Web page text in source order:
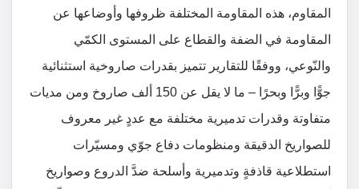
المقاوم، هذه المقاومة المختلفة ظروفها وأوضاعها عن
المقاومة في الضفة والقطاع على المستوى الكمّي
والنّوعي، ووفقًا للتقارير تتميز بقدرات صاروخية استثنائية
جوًّا وبرًّا وبحرًا – ما لا يقل عن 150 ألف صاروخ ومن مديات
متفاوتة وقدرات تدميرية مختلفة مع عددٍ غير معروف
للصواريخ الدقيقة ومنظومات دفاع جوّي ومسيّرات
استطلاعية قاذفةٍ وتدميرية وأسلحة ضدَّ الدروع وصواريخ